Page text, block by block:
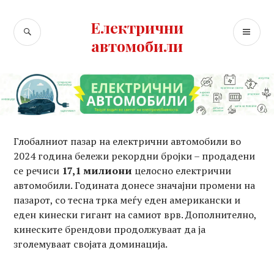
content
Електрични
автомобили
SEARCH
Глобалниот пазар на електрични автомобили во
2024 година бележи рекордни бројки – продадени
се речиси 17,1 милиони целосно електрични
автомобили. Годината донесе значајни промени на
пазарот, со тесна трка меѓу еден американски и
еден кинески гигант на самиот врв. Дополнително,
кинеските брендови продолжуваат да ја
зголемуваат својата доминација.